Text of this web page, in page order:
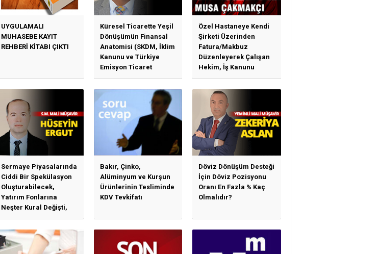
UYGULAMALI
MUHASEBE KAYIT
REHBERİ KİTABI ÇIKTI
Küresel Ticarette Yeşil
Dönüşümün Finansal
Anatomisi (SKDM, İklim
Kanunu ve Türkiye
Emisyon Ticaret
Sistemi (TR-ETS)
Özel Hastaneye Kendi
Şirketi Üzerinden
Fatura/Makbuz
Düzenleyerek Çalışan
Hekim, İş Kanunu
Hükümlerinden
Sermaye Piyasalarında
Ciddi Bir Spekülasyon
Oluşturabilecek,
Yatırım Fonlarına
Neşter Kural Değişti,
SPK’dan Kritik Hamle
Haberlerine Sermaye
Piyasası Kurulundan
Yalanlama Ve Yerinde
Bakır, Çinko,
Alüminyum ve Kurşun
Ürünlerinin Tesliminde
KDV Tevkifatı
Döviz Dönüşüm Desteği
İçin Döviz Pozisyonu
Oranı En Fazla % Kaç
Olmalıdır?